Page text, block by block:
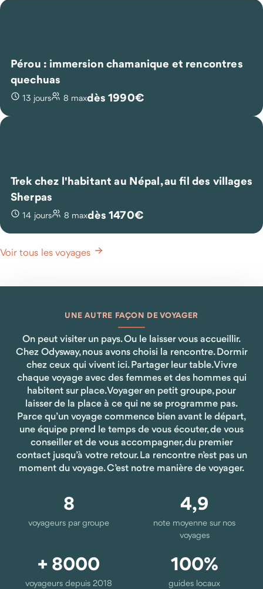
Pérou : immersion chamanique et rencontres
quechuas
13 jours 8 maxdès 1990€
Trek chez l'habitant au Népal, au fil des villages
Sherpas
14 jours 8 maxdès 1470€
Voir tous les voyages
UNE AUTRE FAÇON DE VOYAGER
On peut visiter un pays. Ou le laisser vous accueillir.
Chez Odysway, nous avons choisi la rencontre. Dormir
chez ceux qui vivent ici. Partager leur table. Vivre
chaque voyage avec des femmes et des hommes qui
habitent sur place. Voyager en petit groupe, pour
laisser de la place à ce qui ne se programme pas.
Parce qu’un voyage commence bien avant le départ,
une équipe prend le temps de vous écouter, de vous
conseiller et de vous accompagner, du premier
contact jusqu’à votre retour. La rencontre n’est pas un
moment du voyage. C’est notre manière de voyager.
8
voyageurs par groupe
4,9
note moyenne sur nos
voyages
+ 8000
voyageurs depuis 2018
100%
guides locaux